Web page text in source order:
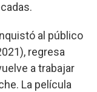
al público
regresa
a trabajar
La película